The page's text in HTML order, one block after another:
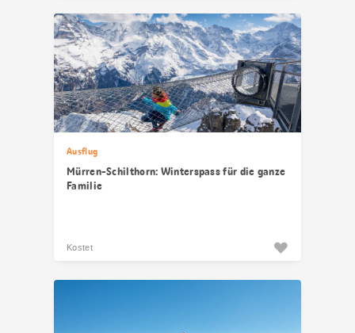
Ausflug
Mürren-Schilthorn: Winterspass für die ganze
Familie
Kostet